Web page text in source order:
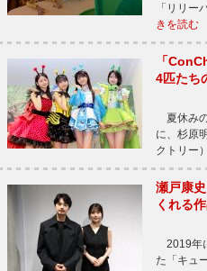
「リリ
きを読む
「
4匹たち
夏休み
に、杉原
クトリー
瀬戸康
くれる
2019年
た「キュ